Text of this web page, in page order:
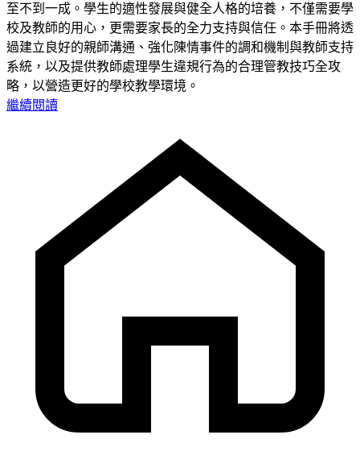
至不到一成。學生的適性發展與健全人格的培養，不僅需要學
校及教師的用心，更需要家長的全力支持與信任。本手冊將透
過建立良好的親師溝通、強化陳情事件的調和機制與教師支持
系統，以及提供教師處理學生違規行為的合理管教技巧全攻
略，以營造更好的學校教學環境。
繼續閱讀